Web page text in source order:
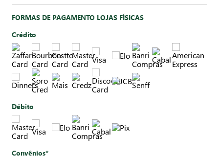
FORMAS DE PAGAMENTO LOJAS FÍSICAS
Crédito
Débito
Convênios*